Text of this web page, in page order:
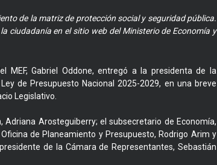
de la matriz de protección social y seguridad pública.
ciudadanía en el sitio web del Ministerio de Economía y
MEF, Gabriel Oddone, entregó a la presidenta de la
de Presupuesto Nacional 2025-2029, en una breve
Legislativo.
Adriana Arosteguiberry; el subsecretario de Economía,
de Planeamiento y Presupuesto, Rodrigo Arim y
de la Cámara de Representantes, Sebastián